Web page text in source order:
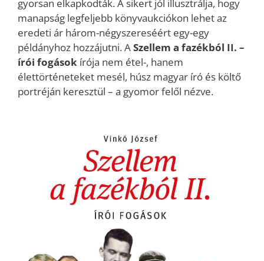
gyorsan elkapkodták. A sikert jól illusztrálja, hogy
manapság legfeljebb könyvaukciókon lehet az
eredeti ár három-négyszereséért egy-egy
példányhoz hozzájutni. ASzellem a fazékból II. –
írói fogások írója nem étel-, hanem
élettörténeteket mesél, húsz magyar író és költő
portréján keresztül – a gyomor felől nézve.